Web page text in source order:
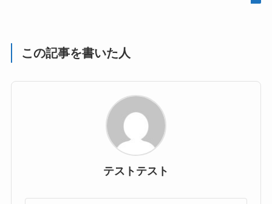
この記事を書いた人
テストテスト